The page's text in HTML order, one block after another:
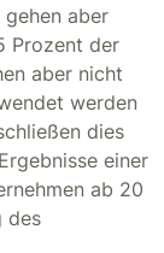
aber
Prozent der
aber nicht
werden
dies
einer
ab 20
des